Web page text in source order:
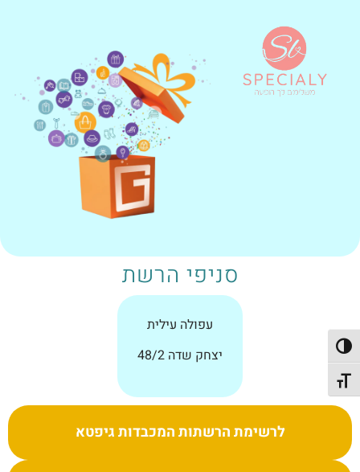
הפעל/כבה ניגודיות גבוהה
מתג גודל גופן
סניפי הרשת
עפולה עילית
יצחק שדה 48/2
לרשימת הרשתות המכבדות גיפטא